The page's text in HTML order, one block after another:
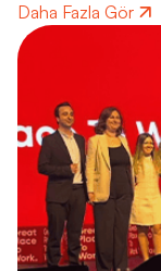
Daha Fazla Gör